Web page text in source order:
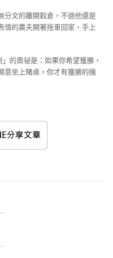
分文的離開穀倉，不過他還是
情的農夫開著拖車回家，手上
的奧祕是：如果你希望獲勝，
意坐上賭桌，你才有獲勝的機